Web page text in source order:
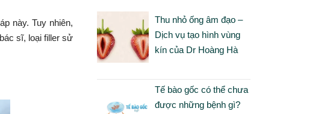
này. Tuy nhiên,
sĩ, loại filler sử
Thu nhỏ ống âm đạo –
Dịch vụ tạo hình vùng
kín của Dr Hoàng Hà
Tế bào gốc có thể chưa
được những bệnh gì?